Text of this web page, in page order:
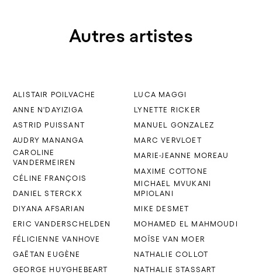
Autres artistes
ALISTAIR POILVACHE
ANNE N'DAYIZIGA
ASTRID PUISSANT
AUDRY MANANGA
CAROLINE
VANDERMEIREN
CÉLINE FRANÇOIS
DANIEL STERCKX
DIYANA AFSARIAN
ERIC VANDERSCHELDEN
FÉLICIENNE VANHOVE
GAËTAN EUGÈNE
GEORGE HUYGHEBEART
LUCA MAGGI
LYNETTE RICKER
MANUEL GONZALEZ
MARC VERVLOET
MARIE-JEANNE MOREAU
MAXIME COTTONE
MICHAEL MVUKANI
MPIOLANI
MIKE DESMET
MOHAMED EL MAHMOUDI
MOÏSE VAN MOER
NATHALIE COLLOT
NATHALIE STASSART